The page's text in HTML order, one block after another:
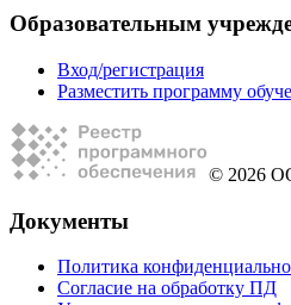
Образовательным
Вход/регистрация
Разместить программу
© 2026
Документы
Политика
Согласие на обработку ПД